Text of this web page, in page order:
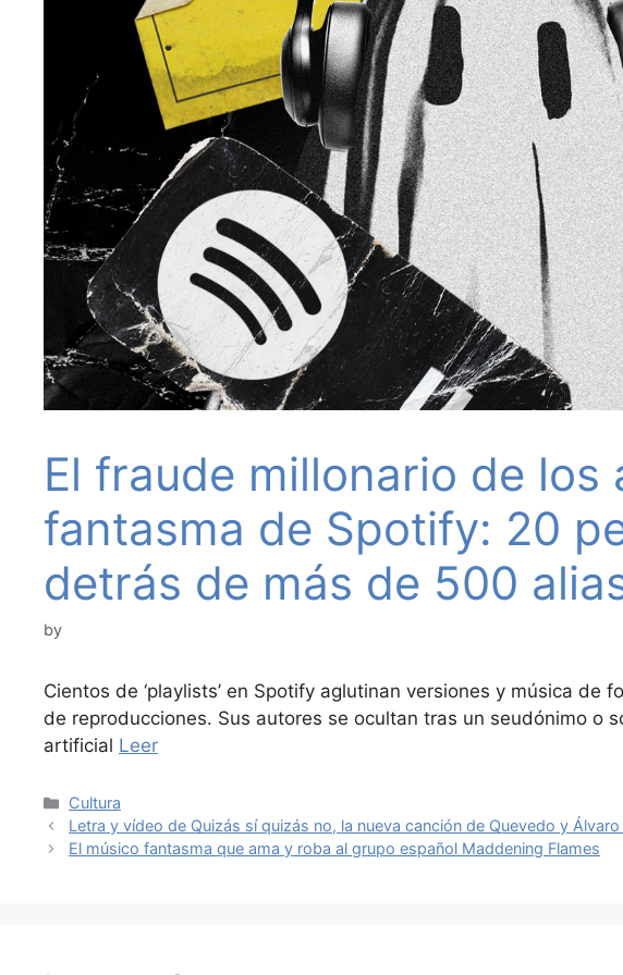
El fraude millonario de los
fantasma de Spotify: 20
detrás de más de 500
by
Cientos de ‘playlists’ en Spotify aglutinan versiones y música de
de reproducciones. Sus autores se ocultan tras un seudónimo o
artificial Leer
Categories
Cultura
Letra y vídeo de Quizás sí quizás no, la nueva canción de Quevedo y Álvaro
El músico fantasma que ama y roba al grupo español Maddening Flames